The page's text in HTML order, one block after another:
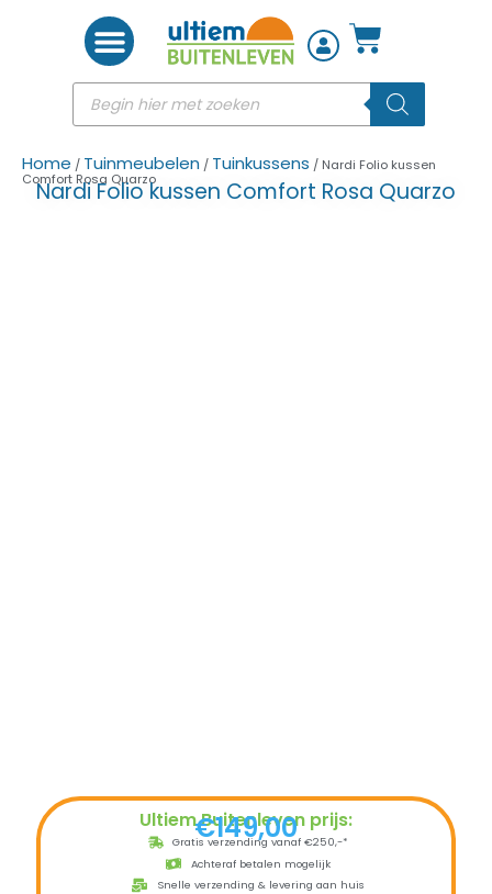
Home / Tuinmeubelen / Tuinkussens / Nardi Folio kussen
Comfort Rosa Quarzo
Nardi Folio kussen Comfort Rosa Quarzo
Ultiem Buitenleven prijs:
€149,00
Gratis verzending vanaf €250,-*
Achteraf betalen mogelijk
Snelle verzending & levering aan huis